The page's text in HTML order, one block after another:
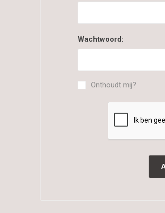
Wachtwoord:
Onthoudt mij?